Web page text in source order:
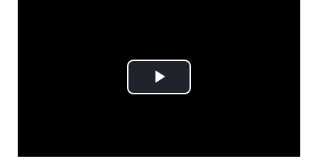
Play